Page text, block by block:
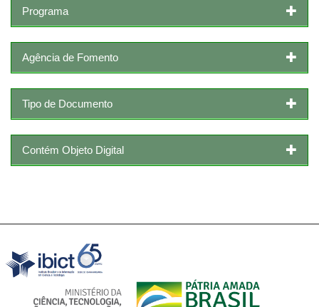
Programa
Agência de Fomento
Tipo de Documento
Contém Objeto Digital